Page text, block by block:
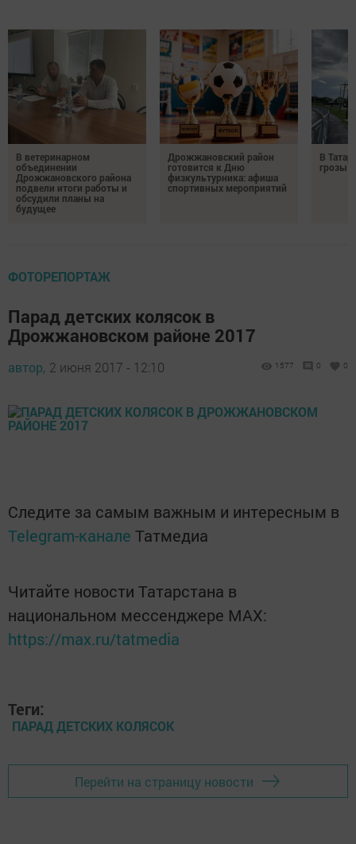
В ветеринарном
объединении
Дрожжановского района
подвели итоги работы и
обсудили планы на
будущее
Дрожжановский район
готовится к Дню
физкультурника: афиша
спортивных мероприятий
В
грозы
ФОТОРЕПОРТАЖ
Парад детских колясок в
Дрожжановском районе 2017
автор, 2 июня 2017 - 12:10 1577 0 0
Следите за самым важным и интересным в
Telegram-канале Татмедиа
Читайте новости Татарстана в
национальном мессенджере MАХ:
https://max.ru/tatmedia
Теги:
ПАРАД ДЕТСКИХ КОЛЯСОК
Перейти на страницу новости